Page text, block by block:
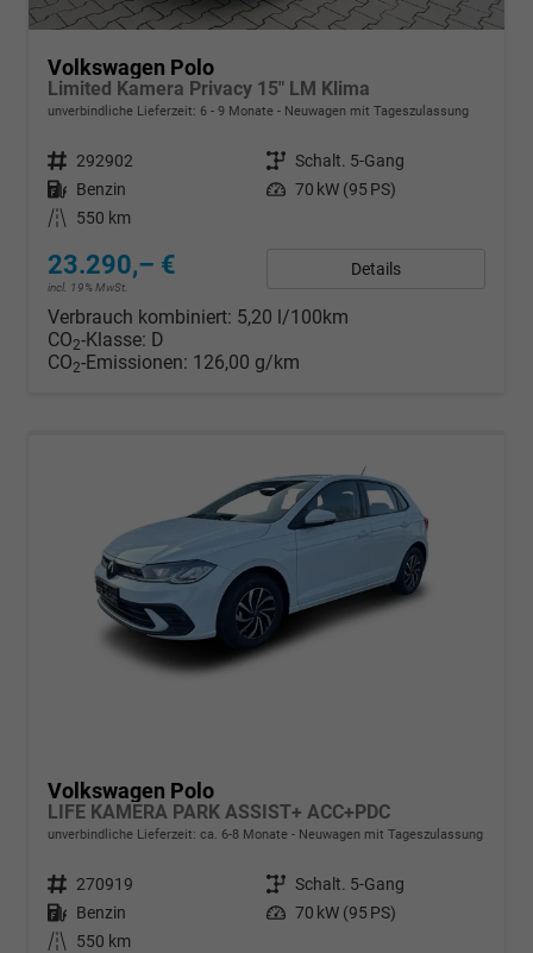
Volkswagen Polo
Limited Kamera Privacy 15" LM Klima
unverbindliche Lieferzeit: 6 - 9 Monate Neuwagen mit Tageszulassung
Fahrzeugnr. 292902 Getriebe Schalt. 5-Gang
Kraftstoff Benzin Leistung 70 kW (95 PS)
Kilometerstand
550 km
23.290,– €
incl. 19% MwSt.
Details
Verbrauch kombiniert: 5,20 l/100km
CO2-Klasse: D
CO2-Emissionen: 126,00 g/km
Volkswagen Polo
LIFE KAMERA PARK ASSIST+ ACC+PDC
unverbindliche Lieferzeit: ca. 6-8 Monate Neuwagen mit Tageszulassung
Fahrzeugnr. 270919 Getriebe Schalt. 5-Gang
Kraftstoff Benzin Leistung 70 kW (95 PS)
Kilometerstand
550 km